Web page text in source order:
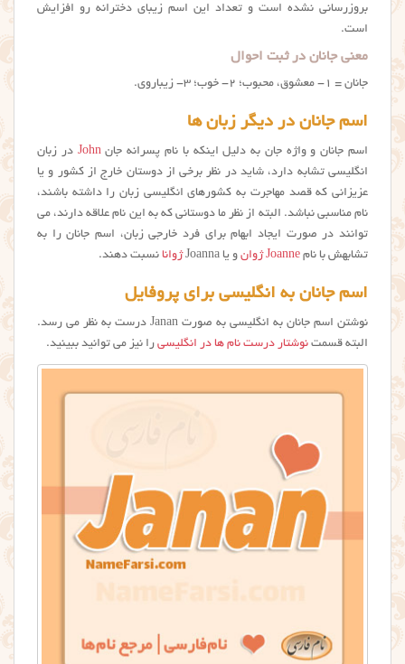
بروزرسانی نشده است و تعداد این اسم زیبای دخترانه رو افزایش
است.
معنی جانان در ثبت احوال
جانان = ۱- معشوق، محبوب؛ ۲- خوب؛ ۳- زیباروی.
اسم جانان در دیگر زبان ها
اسم جانان و واژه جان به دلیل اینکه با نام پسرانه جانJohn در زبان
انگلیسی تشابه دارد، شاید در نظر برخی از دوستان خارج از کشور و یا
عزیزانی که قصد مهاجرت به کشورهای انگلیسی زبان را داشته باشند،
نام مناسبی نباشد. البته از نظر ما دوستانی که به این نام علاقه دارند، می
توانند در صورت ایجاد ابهام برای فرد خارجی زبان، اسم جانان را به
تشابهش با نام Joanne ژوان و یا Joanna ژوانا نسبت دهند.
اسم جانان به انگلیسی برای پروفایل
نوشتن اسم جانان به انگلیسی به صورت Janan درست به نظر می رسد.
البته قسمت نوشتار درست نام ها در انگلیسی را نیز می توانید ببینید.